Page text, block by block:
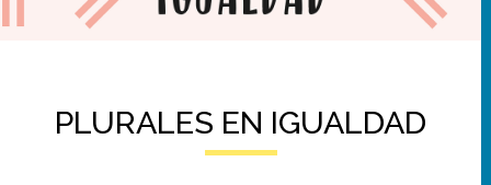
PLURALES EN IGUALDAD